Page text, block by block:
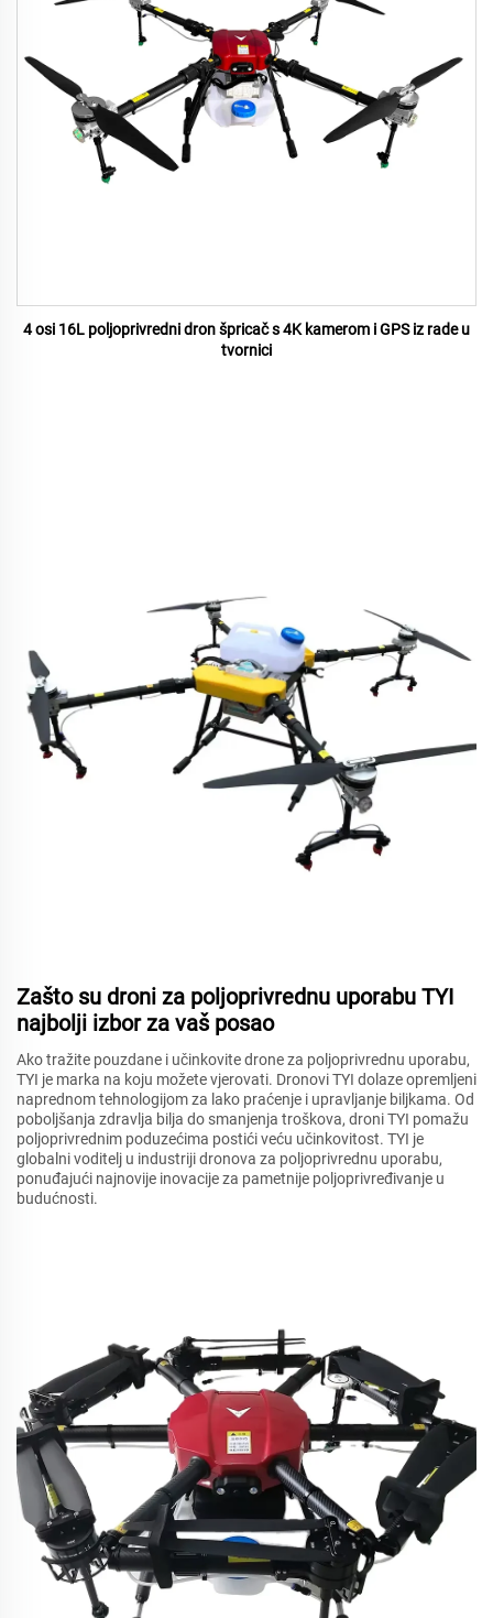
4 osi 16L poljoprivredni dron špricač s 4K kamerom i GPS iz rade u
tvornici
Zašto su droni za poljoprivrednu uporabu TYI
najbolji izbor za vaš posao
Ako tražite pouzdane i učinkovite drone za poljoprivrednu uporabu,
TYI je marka na koju možete vjerovati. Dronovi TYI dolaze opremljeni
naprednom tehnologijom za lako praćenje i upravljanje biljkama. Od
poboljšanja zdravlja bilja do smanjenja troškova, droni TYI pomažu
poljoprivrednim poduzećima postići veću učinkovitost. TYI je
globalni voditelj u industriji dronova za poljoprivrednu uporabu,
ponuđajući najnovije inovacije za pametnije poljoprivređivanje u
budućnosti.